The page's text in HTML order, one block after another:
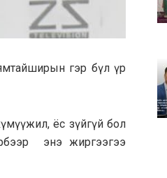
гэр бүл үр
xүмүүжил, ёc зүйгүй бол
энэ жиpгээгээ